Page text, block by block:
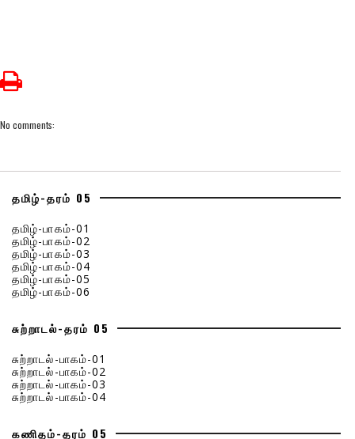
No comments:
தமிழ்-தரம் 05
தமிழ்-பாகம்-01
தமிழ்-பாகம்-02
தமிழ்-பாகம்-03
தமிழ்-பாகம்-04
தமிழ்-பாகம்-05
தமிழ்-பாகம்-06
சுற்றாடல்-தரம் 05
சுற்றாடல்-பாகம்-01
சுற்றாடல்-பாகம்-02
சுற்றாடல்-பாகம்-03
சுற்றாடல்-பாகம்-04
கணிதம்-தரம் 05